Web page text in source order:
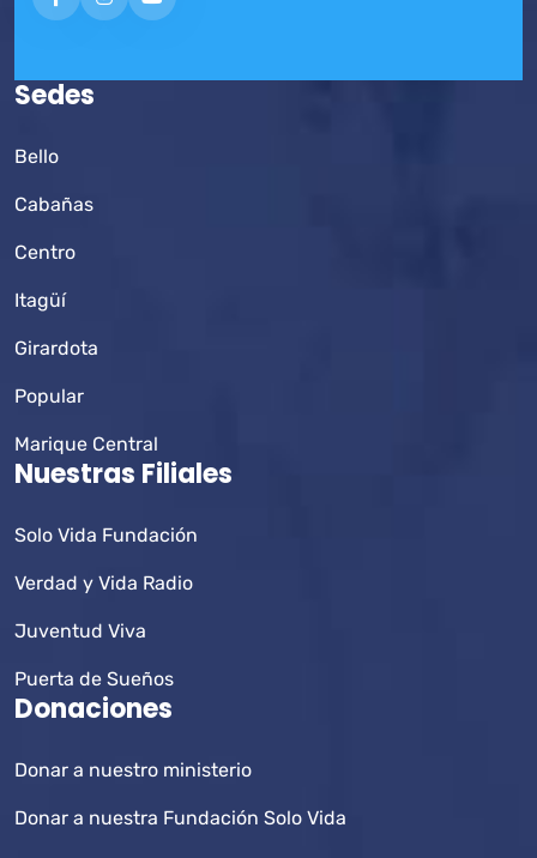
Sedes
Bello
Cabañas
Centro
Itagüí
Girardota
Popular
Marique Central
Nuestras Filiales
Solo Vida Fundación
Verdad y Vida Radio
Juventud Viva
Puerta de Sueños
Donaciones
Donar a nuestro ministerio
Donar a nuestra Fundación Solo Vida